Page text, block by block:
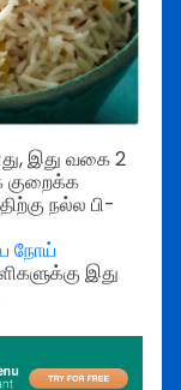
இது வகை 2
குறைக்க
நல்ல பி-
நோய்
இது